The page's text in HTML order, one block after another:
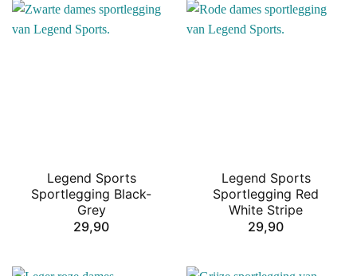
Legend Sports
Sportlegging Black-
Grey
29,90
Legend Sports
Sportlegging Red
White Stripe
29,90